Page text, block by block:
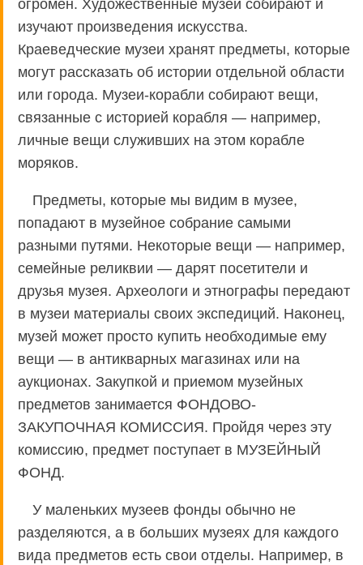
огромен. Художественные музеи собирают и
изучают произведения искусства.
Краеведческие музеи хранят предметы, которые
могут рассказать об истории отдельной области
или города. Музеи-корабли собирают вещи,
связанные с историей корабля — например,
личные вещи служивших на этом корабле
моряков.
Предметы, которые мы видим в музее,
попадают в музейное собрание самыми
разными путями. Некоторые вещи — например,
семейные реликвии — дарят посетители и
друзья музея. Археологи и этнографы передают
в музеи материалы своих экспедиций. Наконец,
музей может просто купить необходимые ему
вещи — в антикварных магазинах или на
аукционах. Закупкой и приемом музейных
предметов занимается ФОНДОВО-
ЗАКУПОЧНАЯ КОМИССИЯ. Пройдя через эту
комиссию, предмет поступает в МУЗЕЙНЫЙ
ФОНД.
У маленьких музеев фонды обычно не
разделяются, а в больших музеях для каждого
вида предметов есть свои отделы. Например, в